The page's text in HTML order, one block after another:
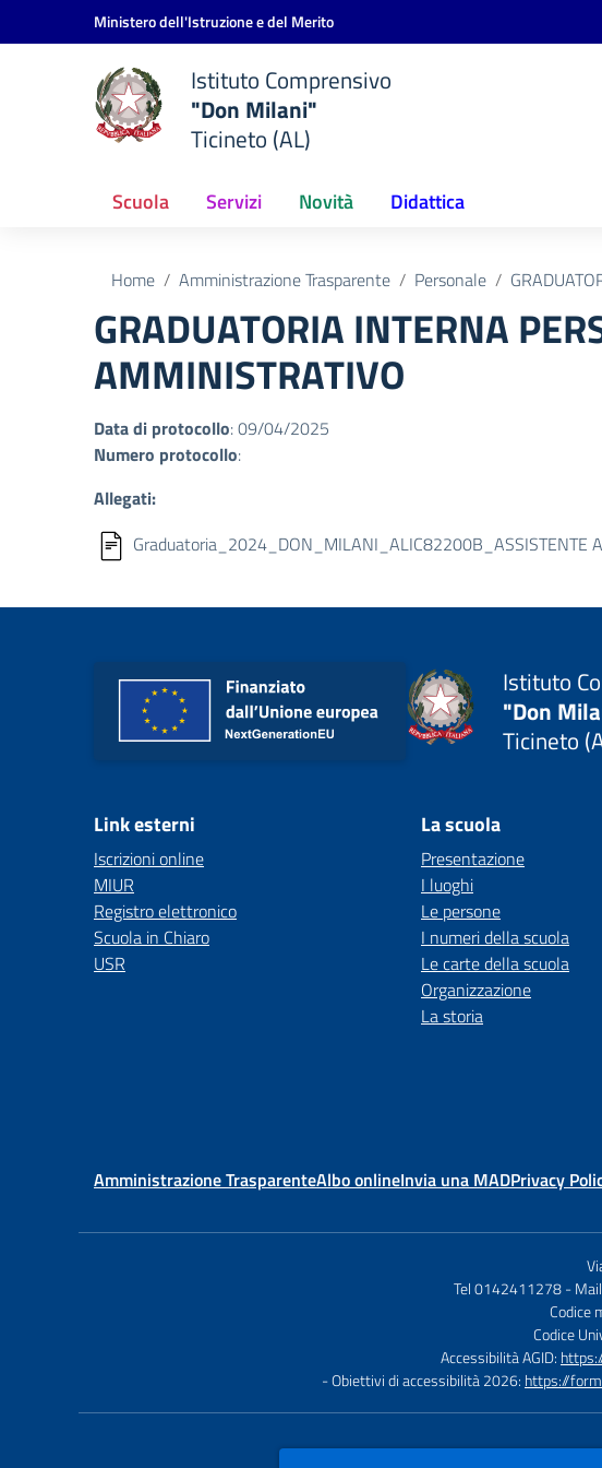
Vai ai contenuti
Vai al menu di navigazioneMinistero dell'Istruzione e del Merito
Istituto Comprensivo
"Don Milani"
Ticineto (AL)
Scuola Servizi Novità Didattica
Home Amministrazione Trasparente Personale
GRADUATORIA INTERNA
AMMINISTRATIVO
Data di protocollo: 09/04/2025
Numero protocollo:
Allegati:
Graduatoria_2024_DON_MILANI_ALIC82200B_ASSISTENTE
Istituto
"Don
Ticineto
Link esterni
Iscrizioni online
MIUR
Registro elettronico
Scuola in Chiaro
USR
La scuola
Presentazione
I luoghi
Le persone
I numeri della scuola
Le carte della scuola
Organizzazione
La storia
Amministrazione TrasparenteAlbo onlineInvia una MADPrivacy
Tel 0142411278-
Codice
Codice
Accessibilità AGID:
- Obiettivi di accessibilità 2026: https://